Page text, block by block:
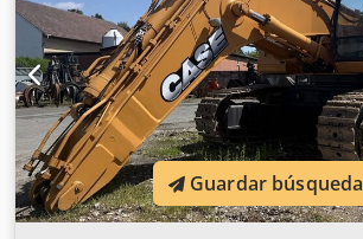
Guardar búsqueda